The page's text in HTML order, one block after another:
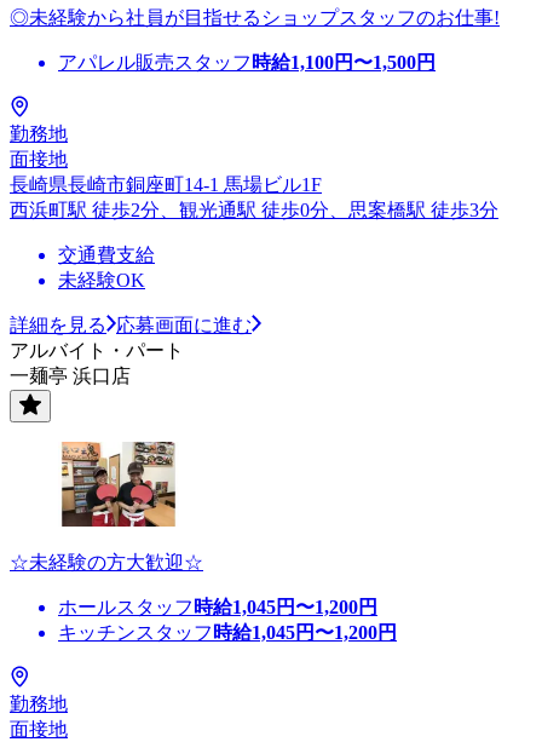
◎未経験から社員が目指せるショップスタッフのお仕事!
アパレル販売スタッフ 時給1,100円〜1,500円
勤務地
面接地
長崎県長崎市銅座町14-1 馬場ビル1F
西浜町駅 徒歩2分、観光通駅 徒歩0分、思案橋駅 徒歩3分
交通費支給
未経験OK
詳細を見る
応募画面に進む
アルバイト・パート
一麺亭 浜口店
☆未経験の方大歓迎☆
ホールスタッフ 時給1,045円〜1,200円
キッチンスタッフ 時給1,045円〜1,200円
勤務地
面接地